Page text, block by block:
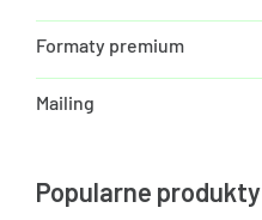
Formaty premium
Mailing
Popularne produkty